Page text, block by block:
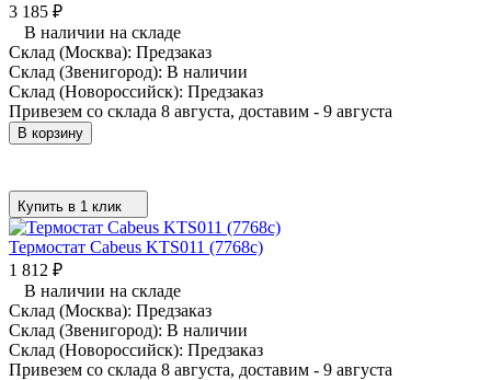
3 185 ₽
В наличии на складе
Склад (Москва): Предзаказ
Склад (Звенигород): В наличии
Склад (Новороссийск): Предзаказ
Привезем со склада 8 августа, доставим - 9 августа
В корзину
Купить в 1 клик
Термостат Cabeus KTS011 (7768c)
1 812 ₽
В наличии на складе
Склад (Москва): Предзаказ
Склад (Звенигород): В наличии
Склад (Новороссийск): Предзаказ
Привезем со склада 8 августа, доставим - 9 августа